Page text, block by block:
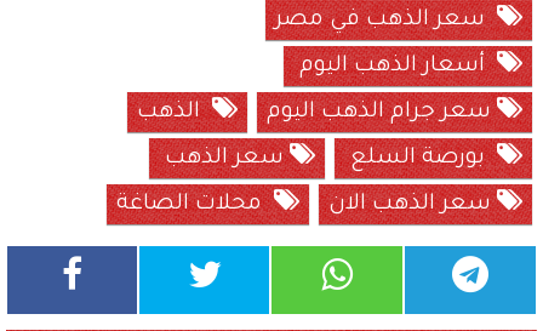
سعر الذهب في مصر
أسعار الذهب اليوم
سعر جرام الذهب اليوم
الذهب
بورصة السلع
سعر الذهب
سعر الذهب الان
محلات الصاغة